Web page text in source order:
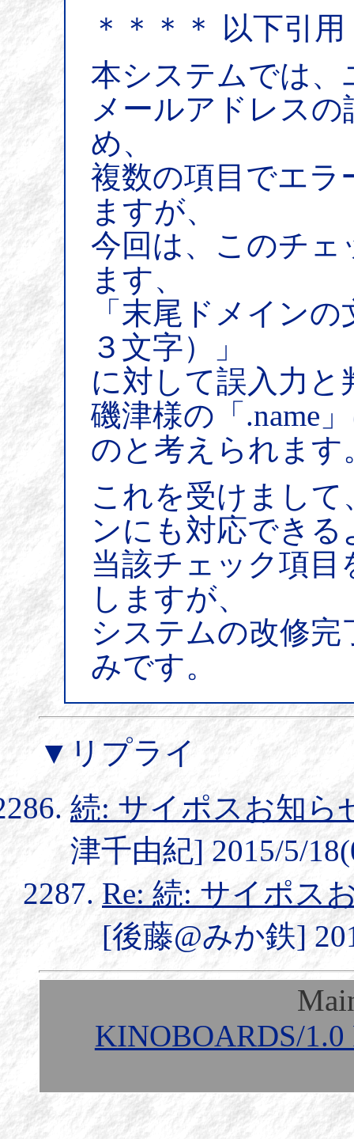
＊＊＊＊ 以下引
本システムでは、
メールアドレス
め、
複数の項目でエ
ますが、
今回は、このチ
ます、
「末尾ドメイン
３文字）」
に対して誤入力と
磯津様の「.name
のと考えられます
これを受けまして
ンにも対応できる
当該チェック項
しますが、
システムの改修
みです。
▼リプライ
続: サイポスお知ら
津千由紀] 2015/5/
Re: 続: サイポス
[後藤@みか鉄]
KINOBOARDS/1.0